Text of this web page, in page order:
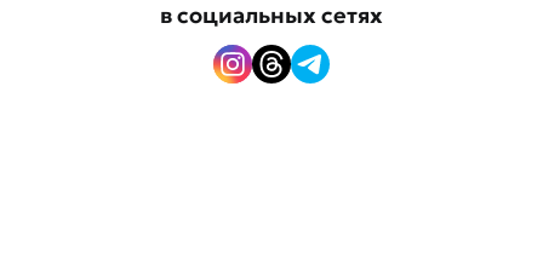
в социальных сетях